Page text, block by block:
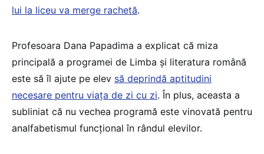
lui la liceu va merge rachetă.
Profesoara Dana Papadima a explicat că miza
principală a programei de Limba și literatura română
este să îl ajute pe elev să deprindă aptitudini
necesare pentru viața de zi cu zi. În plus, aceasta a
subliniat că nu vechea programă este vinovată pentru
analfabetismul funcțional în rândul elevilor.